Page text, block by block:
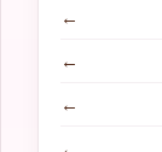
←
←
←